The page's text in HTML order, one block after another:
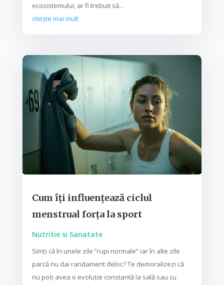
ecosistemului, ar fi trebuit să...
citește mai mult
Cum îți influențează ciclul
menstrual forța la sport
Nutritie si Sanatate
Simți că în unele zile ”rupi normale” iar în alte zile
parcă nu dai randament deloc? Te demoralizezi că
nu poți avea o evoluție constantă la sală sau cu